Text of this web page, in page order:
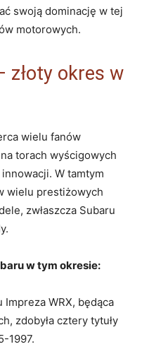
swoją dominację w tej
motorowych.
złoty okres w
wielu fanów
torach wyścigowych
W tamtym
wielu prestiżowych
zwłaszcza Subaru
w tym okresie:
Impreza WRX, będąca
zdobyła cztery tytuły
1997.